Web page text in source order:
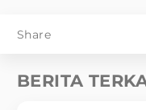
Share
BERITA